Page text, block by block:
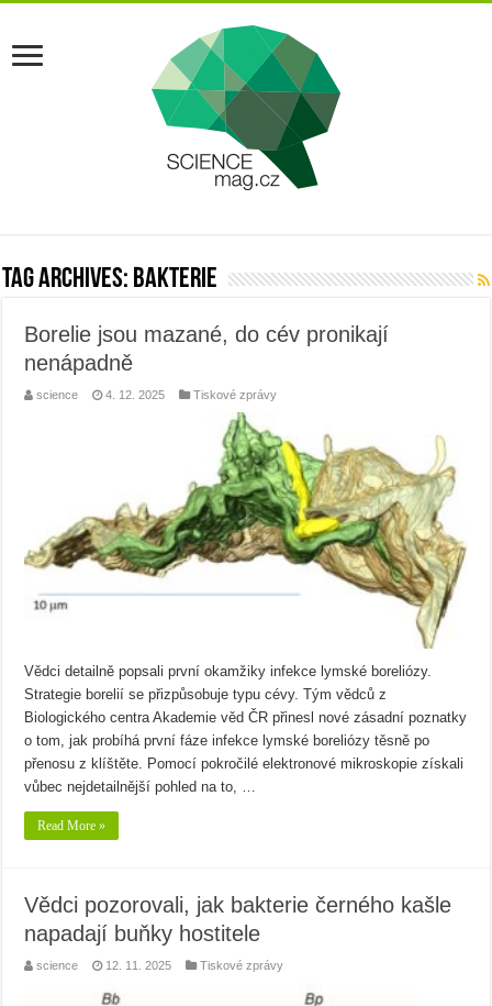
Tag Archives: bakterie
Borelie jsou mazané, do cév pronikají
nenápadně
science 4. 12. 2025 Tiskové zprávy
Vědci detailně popsali první okamžiky infekce lymské boreliózy.
Strategie borelií se přizpůsobuje typu cévy. Tým vědců z
Biologického centra Akademie věd ČR přinesl nové zásadní poznatky
o tom, jak probíhá první fáze infekce lymské boreliózy těsně po
přenosu z klíštěte. Pomocí pokročilé elektronové mikroskopie získali
vůbec nejdetailnější pohled na to, …
Read More »
Vědci pozorovali, jak bakterie černého kašle
napadají buňky hostitele
science 12. 11. 2025 Tiskové zprávy